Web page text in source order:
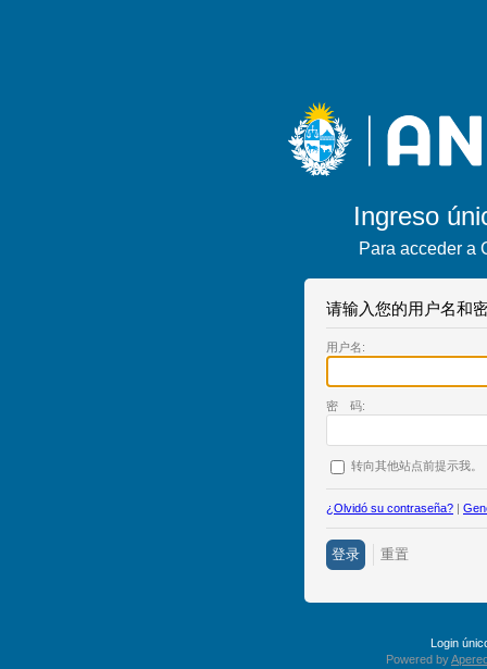
Ingreso
Para acceder a
请输入您的用户名和
用户名:
密 码:
转向其他站点前提示我。
¿Olvidó su contraseña? |
Login
Powered by